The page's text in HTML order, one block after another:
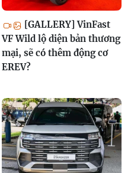
[GALLERY] VinFast
VF Wild lộ diện bản thương
mại, sẽ có thêm động cơ
EREV?